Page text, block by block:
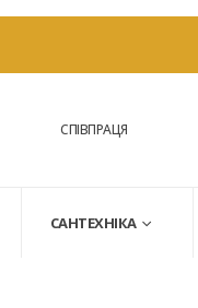
СПІВПРАЦЯ
САНТЕХНІКА